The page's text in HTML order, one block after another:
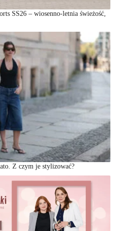
SS26 – wiosenno-letnia świeżość,
Z czym je stylizować?